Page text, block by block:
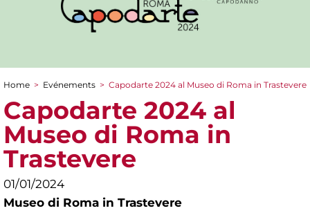
You are here
Home > Evénements > Capodarte 2024 al Museo di Roma in Trastevere
Capodarte 2024 al
Museo di Roma in
Trastevere
01/01/2024
Museo di Roma in Trastevere